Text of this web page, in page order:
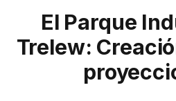
El Parque
Trelew: